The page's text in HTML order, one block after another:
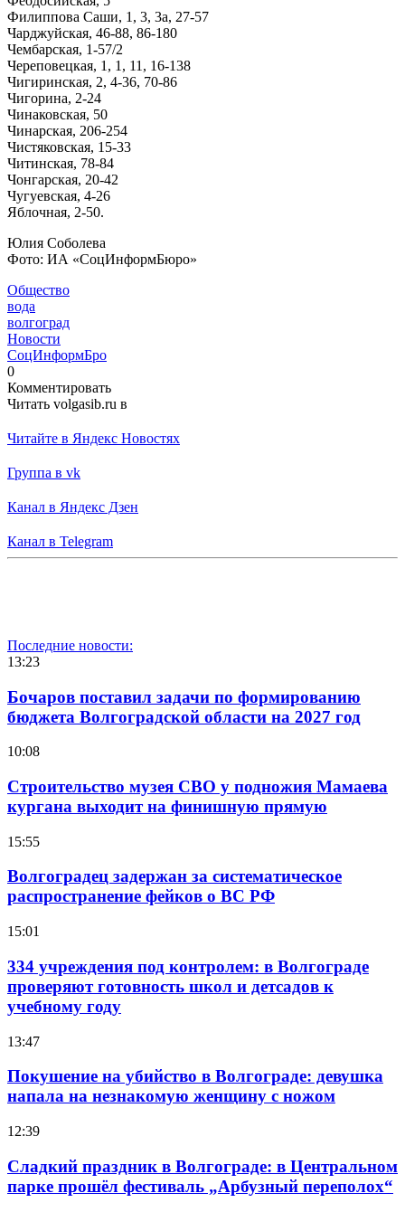
Филиппова Саши, 1, 3, 3а, 27-57
Чарджуйская, 46-88, 86-180
Чембарская, 1-57/2
Череповецкая, 1, 1, 11, 16-138
Чигиринская, 2, 4-36, 70-86
Чигорина, 2-24
Чинаковская, 50
Чинарская, 206-254
Чистяковская, 15-33
Читинская, 78-84
Чонгарская, 20-42
Чугуевская, 4-26
Яблочная, 2-50.
Юлия Соболева
Фото: ИА «СоцИнформБюро»
Общество
вода
волгоград
Новости
СоцИнформБро
0
Комментировать
Читать volgasib.ru в
Читайте в Яндекс Новостях
Группа в vk
Канал в Яндекс Дзен
Канал в Telegram
Последние новости:
13:23
Бочаров поставил задачи по формированию
бюджета Волгоградской области на 2027 год
10:08
Строительство музея СВО у подножия Мамаева
кургана выходит на финишную прямую
15:55
Волгоградец задержан за систематическое
распространение фейков о ВС РФ
15:01
334 учреждения под контролем: в Волгограде
проверяют готовность школ и детсадов к
учебному году
13:47
Покушение на убийство в Волгограде: девушка
напала на незнакомую женщину с ножом
12:39
Сладкий праздник в Волгограде: в Центральном
парке прошёл фестиваль „Арбузный переполох“